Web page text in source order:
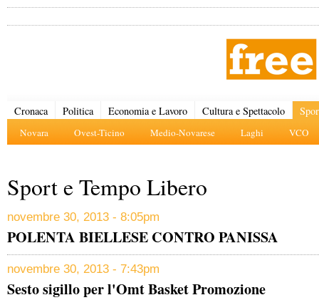
Cronaca Politica Economia e Lavoro Cultura e Spettacolo
Novara Ovest-Ticino Medio-Novarese Laghi VCO
Sport e Tempo Libero
novembre 30, 2013 - 8:05pm
POLENTA BIELLESE CONTRO PANISSA
novembre 30, 2013 - 7:43pm
Sesto sigillo per l'Omt Basket Promozione